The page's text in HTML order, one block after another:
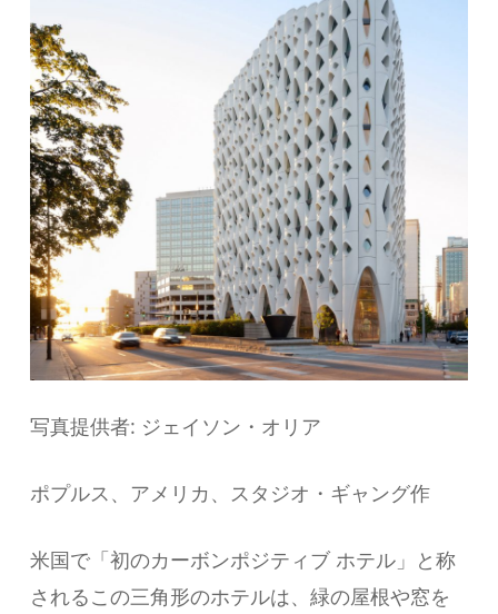
写真提供者: ジェイソン・オリア
ポプルス、アメリカ、スタジオ・ギャング作
米国で「初のカーボンポジティブ ホテル」と称
されるこの三角形のホテルは、緑の屋根や窓を